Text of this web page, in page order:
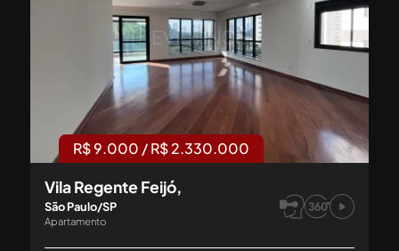
R$ 9.000 / R$ 2.330.000
Vila Regente Feijó,
São Paulo/SP
Apartamento